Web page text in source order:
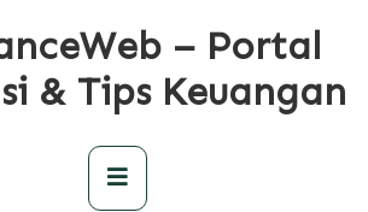
– Portal
& Tips Keuangan
Primary